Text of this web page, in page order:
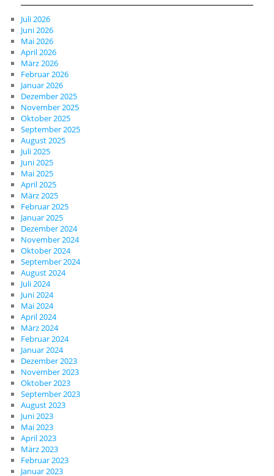
Juli 2026
Juni 2026
Mai 2026
April 2026
März 2026
Februar 2026
Januar 2026
Dezember 2025
November 2025
Oktober 2025
September 2025
August 2025
Juli 2025
Juni 2025
Mai 2025
April 2025
März 2025
Februar 2025
Januar 2025
Dezember 2024
November 2024
Oktober 2024
September 2024
August 2024
Juli 2024
Juni 2024
Mai 2024
April 2024
März 2024
Februar 2024
Januar 2024
Dezember 2023
November 2023
Oktober 2023
September 2023
August 2023
Juni 2023
Mai 2023
April 2023
März 2023
Februar 2023
Januar 2023